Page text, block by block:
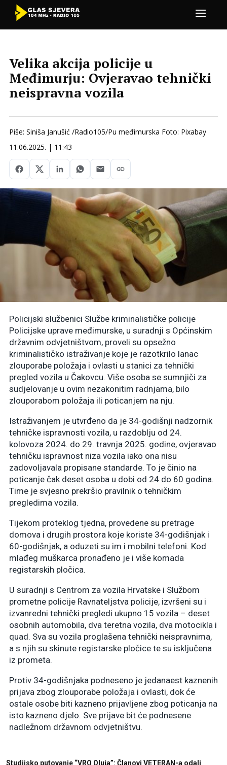
Velika akcija policije u
Međimurju: Ovjeravao tehnički
neispravna vozila
Piše: Siniša Janušić /Radio105/Pu međimurska Foto: Pixabay
11.06.2025. | 11:43
Policijski službenici Službe kriminalističke policije
Policijske uprave međimurske, u suradnji s Općinskim
državnim odvjetništvom, proveli su opsežno
kriminalističko istraživanje koje je razotkrilo lanac
zlouporabe položaja i ovlasti u stanici za tehnički
pregled vozila u Čakovcu. Više osoba se sumnjiči za
sudjelovanje u ovim nezakonitim radnjama, bilo
zlouporabom položaja ili poticanjem na nju.
Istraživanjem je utvrđeno da je 34-godišnji nadzornik
tehničke ispravnosti vozila, u razdoblju od 24.
kolovoza 2024. do 29. travnja 2025. godine, ovjeravao
tehničku ispravnost niza vozila iako ona nisu
zadovoljavala propisane standarde. To je činio na
poticanje čak deset osoba u dobi od 24 do 60 godina.
Time je svjesno prekršio pravilnik o tehničkim
pregledima vozila.
Tijekom proteklog tjedna, provedene su pretrage
domova i drugih prostora koje koriste 34-godišnjak i
60-godišnjak, a oduzeti su im i mobilni telefoni. Kod
mlađeg muškarca pronađeno je i više komada
registarskih pločica.
U suradnji s Centrom za vozila Hrvatske i Službom
prometne policije Ravnateljstva policije, izvršeni su i
izvanredni tehnički pregledi ukupno 15 vozila – deset
osobnih automobila, dva teretna vozila, dva motocikla i
quad. Sva su vozila proglašena tehnički neispravnima,
a s njih su skinute registarske pločice te su isključena
iz prometa.
Protiv 34-godišnjaka podneseno je jedanaest kaznenih
prijava zbog zlouporabe položaja i ovlasti, dok će
ostale osobe biti kazneno prijavljene zbog poticanja na
isto kazneno djelo. Sve prijave bit će podnesene
nadležnom državnom odvjetništvu.
Studijsko putovanje “VRO Oluja”: Članovi VETERAN-a odali